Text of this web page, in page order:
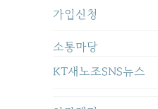
가입신청
소통마당
KT새노조SNS뉴스